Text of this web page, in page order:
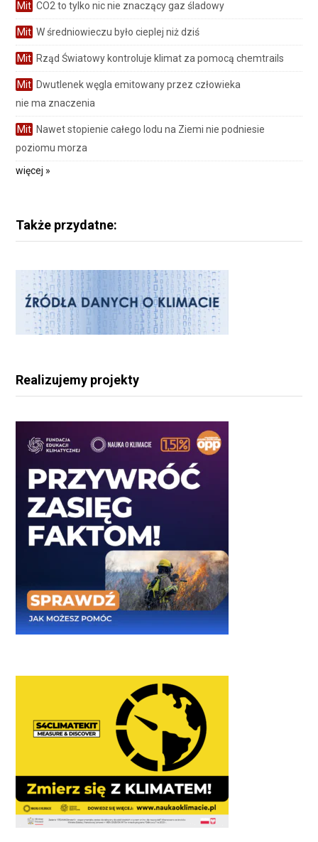
Mit CO2 to tylko nic nie znaczący gaz śladowy
Mit W średniowieczu było cieplej niż dziś
Mit Rząd Światowy kontroluje klimat za pomocą chemtrails
Mit Dwutlenek węgla emitowany przez człowieka
nie ma znaczenia
Mit Nawet stopienie całego lodu na Ziemi nie podniesie
poziomu morza
więcej »
Także przydatne:
Realizujemy projekty